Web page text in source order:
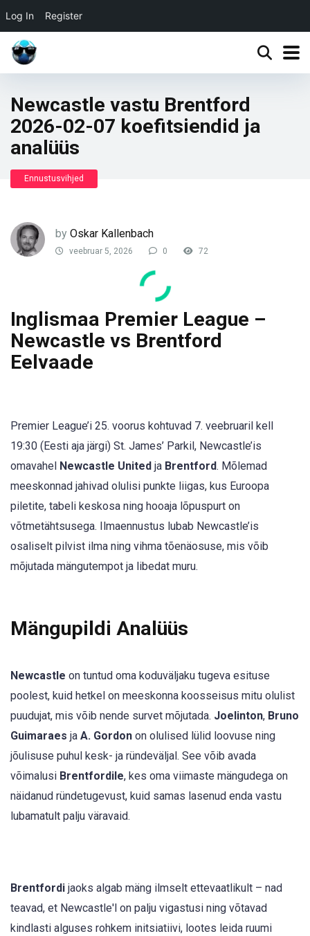
Log In Register
Newcastle vastu Brentford
2026-02-07 koefitsiendid ja
analüüs
Ennustusvihjed
by Oskar Kallenbach
veebruar 5, 2026 0 72
Inglismaa Premier League –
Newcastle vs Brentford
Eelvaade
Premier League’i 25. voorus kohtuvad 7. veebruaril kell
19:30 (Eesti aja järgi) St. James’ Parkil, Newcastle’is
omavahel Newcastle United ja Brentford. Mõlemad
meeskonnad jahivad olulisi punkte liigas, kus Euroopa
piletite, tabeli keskosa ning hooaja lõpuspurt on
võtmetähtsusega. Ilmaennustus lubab Newcastle’is
osaliselt pilvist ilma ning vihma tõenäosuse, mis võib
mõjutada mängutempot ja libedat muru.
Mängupildi Analüüs
Newcastle on tuntud oma koduväljaku tugeva esituse
poolest, kuid hetkel on meeskonna koosseisus mitu olulist
puudujat, mis võib nende survet mõjutada. Joelinton, Bruno
Guimaraes ja A. Gordon on olulised lülid loovuse ning
jõulisuse puhul kesk- ja ründeväljal. See võib avada
võimalusi Brentfordile, kes oma viimaste mängudega on
näidanud ründetugevust, kuid samas lasenud enda vastu
lubamatult palju väravaid.
Brentfordi jaoks algab mäng ilmselt ettevaatlikult – nad
teavad, et Newcastle'l on palju vigastusi ning võtavad
kindlasti alguses rohkem initsiatiivi, lootes leida ruumi